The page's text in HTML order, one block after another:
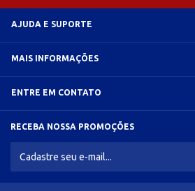
AJUDA E SUPORTE
MAIS INFORMAÇÕES
ENTRE EM CONTATO
RECEBA NOSSA PROMOÇÕES